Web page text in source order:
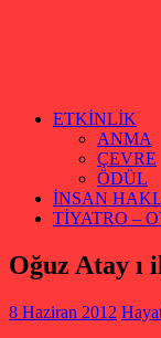
ETKİNLİK
ANMA
ÇEVRE
ÖDÜL
İNSAN
TİYATRO –
Oğuz Atay ı
8 Haziran 2012